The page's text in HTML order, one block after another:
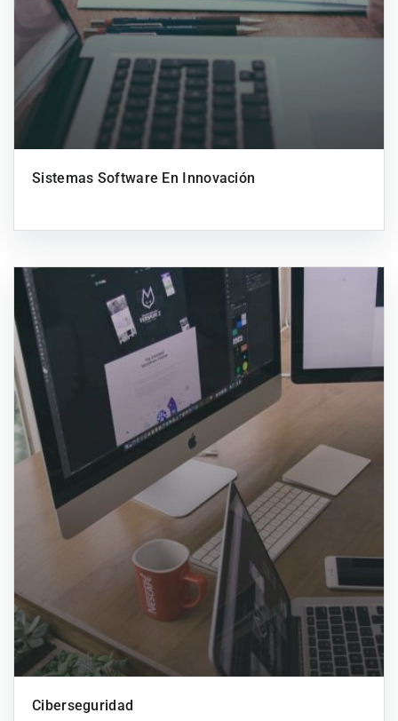
Sistemas Software En Innovación
Ciberseguridad